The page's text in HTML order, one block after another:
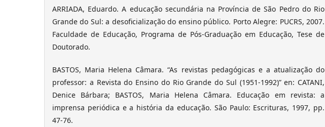
ARRIADA, Eduardo. A educação secundária na Província de São Pedro do Rio
Grande do Sul: a desoficialização do ensino público. Porto Alegre: PUCRS, 2007.
Faculdade de Educação, Programa de Pós-Graduação em Educação, Tese de
Doutorado.
BASTOS, Maria Helena Câmara. “As revistas pedagógicas e a atualização do
professor: a Revista do Ensino do Rio Grande do Sul (1951-1992)” en: CATANI,
Denice Bárbara; BASTOS, Maria Helena Câmara. Educação em revista: a
imprensa periódica e a história da educação. São Paulo: Escrituras, 1997, pp.
47-76.